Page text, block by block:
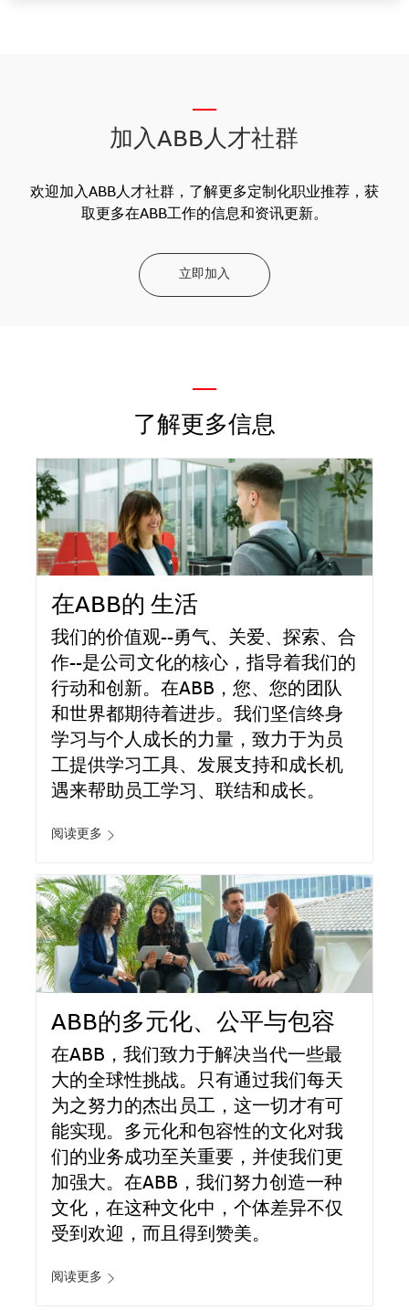
加入ABB人才社群
欢迎加入ABB人才社群，了解更多定制化职业推荐，获
取更多在ABB工作的信息和资讯更新。
立即加入
—
了解更多信息
在ABB的 生活
我们的价值观--勇气、关爱、探索、合
作--是公司文化的核心，指导着我们的
行动和创新。在ABB，您、您的团队
和世界都期待着进步。我们坚信终身
学习与个人成长的力量，致力于为员
工提供学习工具、发展支持和成长机
遇来帮助员工学习、联结和成长。
阅读更多
ABB的多元化、公平与包容
在ABB，我们致力于解决当代一些最
大的全球性挑战。只有通过我们每天
为之努力的杰出员工，这一切才有可
能实现。多元化和包容性的文化对我
们的业务成功至关重要，并使我们更
加强大。在ABB，我们努力创造一种
文化，在这种文化中，个体差异不仅
受到欢迎，而且得到赞美。
阅读更多